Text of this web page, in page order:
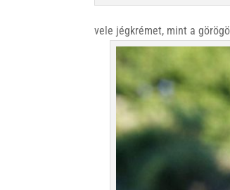
vele jégkrémet, mint a